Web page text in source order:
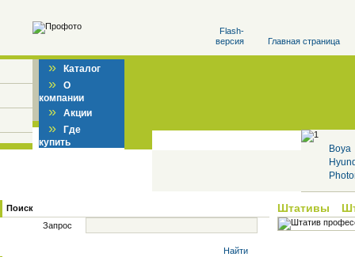
Flash-
версия
Главная страница
» Каталог
» О
компании
» Акции
» Где
купить
Boya
Поиск
Запрос
Найти
Штативы